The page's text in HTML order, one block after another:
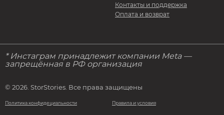
Контакты и поддержка
Оплата и возврат
* Инстаграм принадлежит компании Meta —
запрещённая в РФ организация
© 2026. StorStories. Все права защищены
Политика конфидециальности Правила и условия